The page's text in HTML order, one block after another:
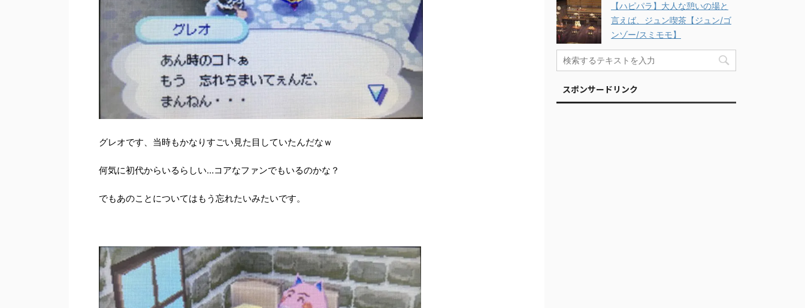
グレオです、当時もかなりすごい見た目していたんだなｗ
何気に初代からいるらしい…コアなファンでもいるのかな？
でもあのことについてはもう忘れたいみたいです。
【ハピパラ】大人な憩いの場と
言えば、ジュン喫茶【ジュン/ゴ
ンゾー/スミモモ】
スポンサードリンク